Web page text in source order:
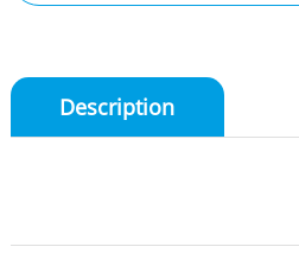
Description